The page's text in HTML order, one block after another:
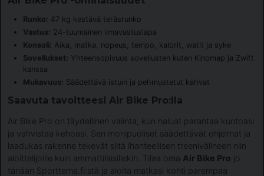
Runko: 47 kg kestävä teräsrunko
Vastus: 24-tuumainen ilmavastuslapa
Konsoli: Aika, matka, nopeus, tempo, kalorit, watit ja syke
Sovellukset: Yhteensopivuus sovellusten kuten Kinomap ja Zwift
kanssa
Mukavuus: Säädettävä istuin ja pehmustetut kahvat
Saavuta tavoitteesi Air Bike Pro:lla
Air Bike Pro on täydellinen valinta, kun haluat parantaa kuntoasi
ja vahvistaa kehoasi. Sen monipuoliset säädettävät ohjelmat ja
laadukas rakenne tekevät siitä ihanteellisen treenivälineen niin
aloittelijoille kuin ammattilaisillekin. Tilaa oma Air Bike Pro jo
tänään Sporttema.fi:stä ja aloita matkasi kohti parempaa